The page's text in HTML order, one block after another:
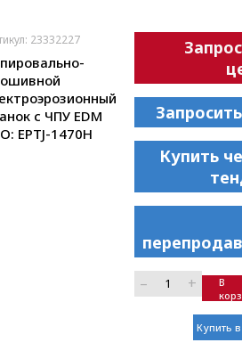
23332227
с ЧПУ EDM
EPTJ-1470H
Купить
– +
В
Купить